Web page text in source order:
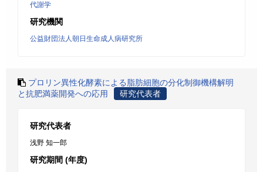
代謝学
研究機関
公益財団法人朝日生命成人病研究所
プロリン異性化酵素による脂肪細胞の分化制御機構解明
と抗肥満薬開発への応用
研究代表者
研究代表者
浅野 知一郎
研究期間 (年度)